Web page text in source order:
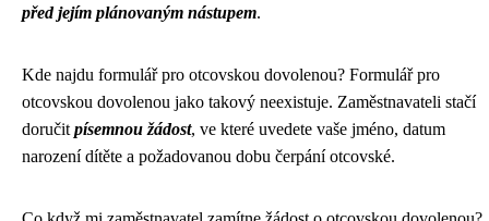
před jejím plánovaným nástupem.
Kde najdu formulář pro otcovskou dovolenou? Formulář pro
otcovskou dovolenou jako takový neexistuje. Zaměstnavateli stačí
doručit písemnou žádost, ve které uvedete vaše jméno, datum
narození dítěte a požadovanou dobu čerpání otcovské.